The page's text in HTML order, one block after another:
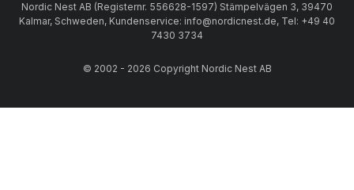
Nordic Nest AB (Registernr. 556628-1597) Stämpelvägen 3, 39470
Kalmar, Schweden, Kundenservice: info@nordicnest.de, Tel: +49 40
7430 3734
© 2002 - 2026 Copyright Nordic Nest AB